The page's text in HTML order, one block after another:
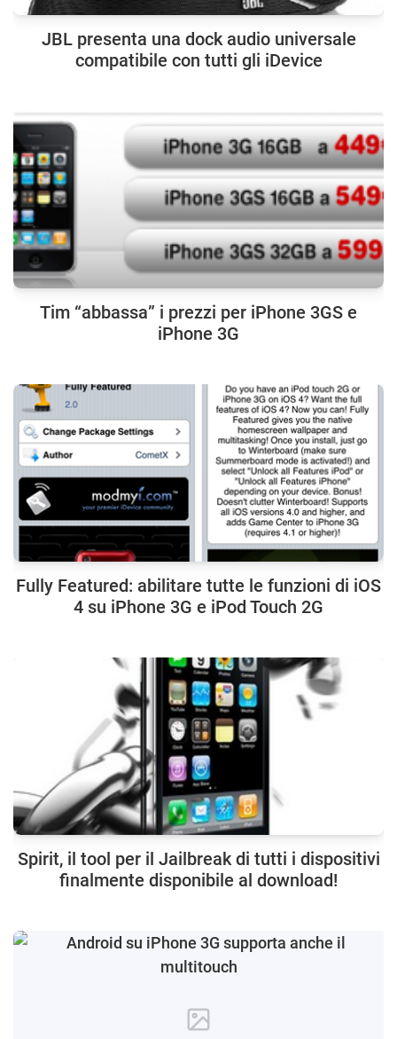
JBL presenta una dock audio universale
compatibile con tutti gli iDevice
Tim “abbassa” i prezzi per iPhone 3GS e
iPhone 3G
Fully Featured: abilitare tutte le funzioni di iOS
4 su iPhone 3G e iPod Touch 2G
Spirit, il tool per il Jailbreak di tutti i dispositivi
finalmente disponibile al download!